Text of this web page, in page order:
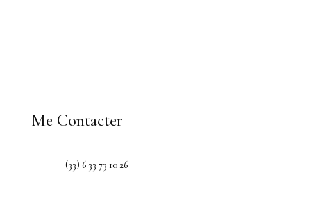
Me Contacter
(33) 6 33 73 10 26